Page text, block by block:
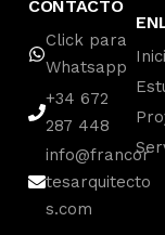
CONTACTO
Click para
Whatsapp
+34 672
287 448
info@francor
tesarquitecto
s.com